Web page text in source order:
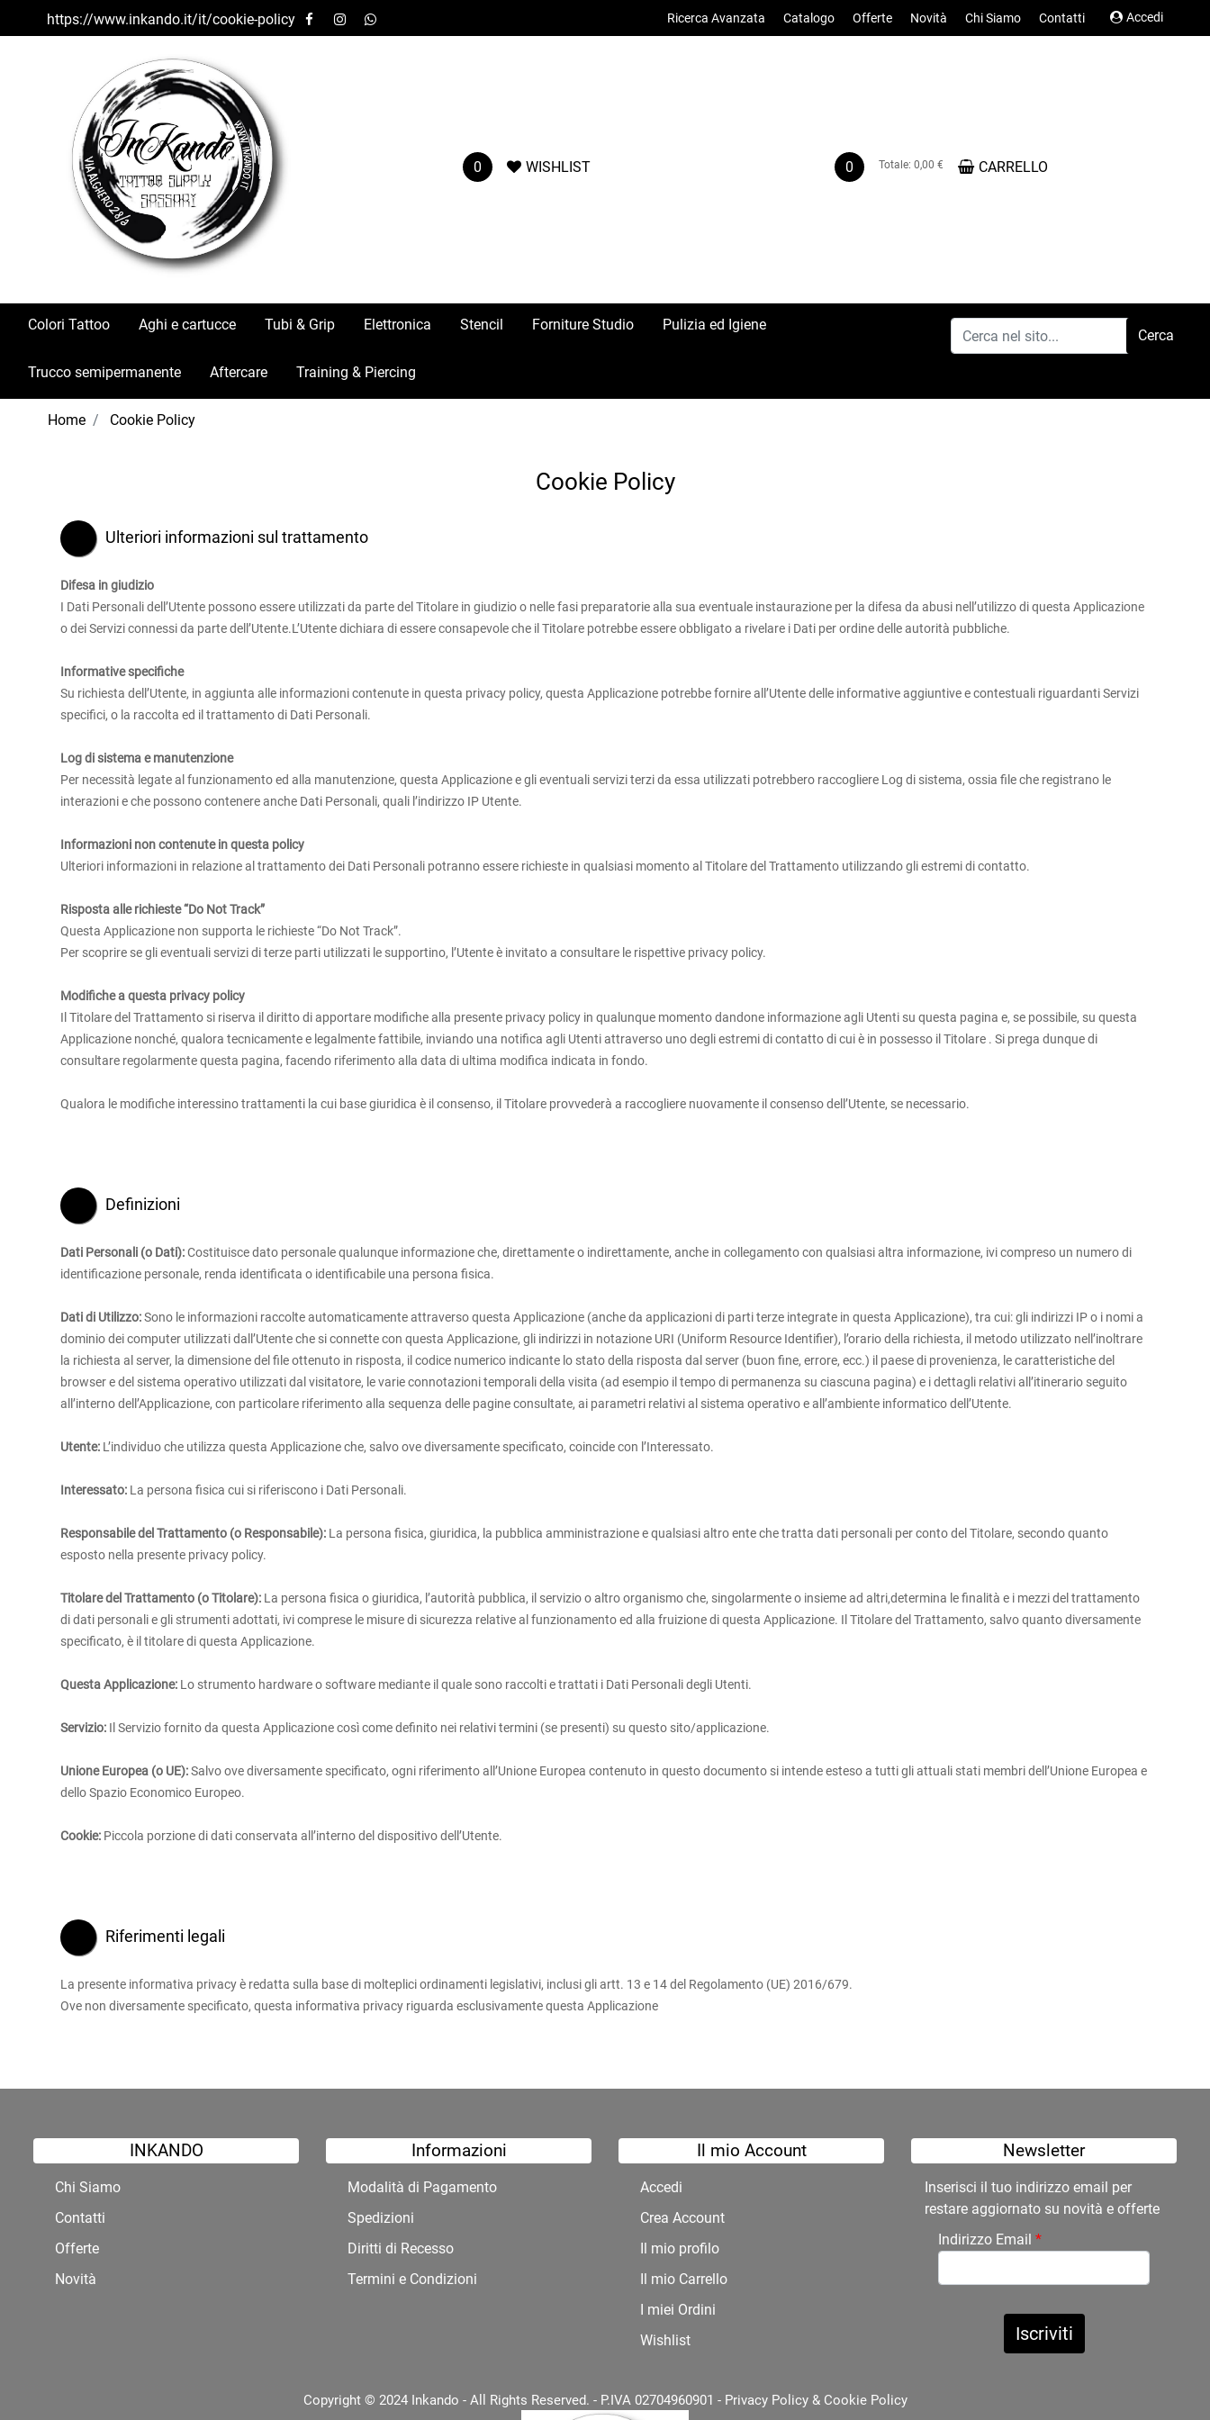
https://www.inkando.it/it/cookie-policy Ricerca Avanzata Catalogo Offerte Novità Chi Siamo Contatti Accedi
0 WISHLIST 0 Totale:0,00 € CARRELLO
Colori Tattoo Aghi e cartucce Tubi & Grip Elettronica Stencil Forniture Studio Pulizia ed Igiene
Trucco semipermanente Aftercare Training & Piercing
Home Cookie Policy
Cookie Policy
Ulteriori informazioni sul trattamento
Difesa in giudizio
I Dati Personali dell’Utente possono essere utilizzati da parte del Titolare in giudizio o nelle fasi preparatorie alla sua eventuale instaurazione per la difesa da abusi nell’utilizzo di questa Applicazione
o dei Servizi connessi da parte dell’Utente.L’Utente dichiara di essere consapevole che il Titolare potrebbe essere obbligato a rivelare i Dati per ordine delle autorità pubbliche.
Informative specifiche
Su richiesta dell’Utente, in aggiunta alle informazioni contenute in questa privacy policy, questa Applicazione potrebbe fornire all’Utente delle informative aggiuntive e contestuali riguardanti Servizi
specifici, o la raccolta ed il trattamento di Dati Personali.
Log di sistema e manutenzione
Per necessità legate al funzionamento ed alla manutenzione, questa Applicazione e gli eventuali servizi terzi da essa utilizzati potrebbero raccogliere Log di sistema, ossia file che registrano le
interazioni e che possono contenere anche Dati Personali, quali l’indirizzo IP Utente.
Informazioni non contenute in questa policy
Ulteriori informazioni in relazione al trattamento dei Dati Personali potranno essere richieste in qualsiasi momento al Titolare del Trattamento utilizzando gli estremi di contatto.
Risposta alle richieste “Do Not Track”
Questa Applicazione non supporta le richieste “Do Not Track”.
Per scoprire se gli eventuali servizi di terze parti utilizzati le supportino, l’Utente è invitato a consultare le rispettive privacy policy.
Modifiche a questa privacy policy
Il Titolare del Trattamento si riserva il diritto di apportare modifiche alla presente privacy policy in qualunque momento dandone informazione agli Utenti su questa pagina e, se possibile, su questa
Applicazione nonché, qualora tecnicamente e legalmente fattibile, inviando una notifica agli Utenti attraverso uno degli estremi di contatto di cui è in possesso il Titolare . Si prega dunque di
consultare regolarmente questa pagina, facendo riferimento alla data di ultima modifica indicata in fondo.
Qualora le modifiche interessino trattamenti la cui base giuridica è il consenso, il Titolare provvederà a raccogliere nuovamente il consenso dell’Utente, se necessario.
Definizioni
Dati Personali (o Dati):Costituisce dato personale qualunque informazione che, direttamente o indirettamente, anche in collegamento con qualsiasi altra informazione, ivi compreso un numero di
identificazione personale, renda identificata o identificabile una persona fisica.
Dati di Utilizzo:Sono le informazioni raccolte automaticamente attraverso questa Applicazione (anche da applicazioni di parti terze integrate in questa Applicazione), tra cui: gli indirizzi IP o i nomi a
dominio dei computer utilizzati dall’Utente che si connette con questa Applicazione, gli indirizzi in notazione URI (Uniform Resource Identifier), l’orario della richiesta, il metodo utilizzato nell’inoltrare
la richiesta al server, la dimensione del file ottenuto in risposta, il codice numerico indicante lo stato della risposta dal server (buon fine, errore, ecc.) il paese di provenienza, le caratteristiche del
browser e del sistema operativo utilizzati dal visitatore, le varie connotazioni temporali della visita (ad esempio il tempo di permanenza su ciascuna pagina) e i dettagli relativi all’itinerario seguito
all’interno dell’Applicazione, con particolare riferimento alla sequenza delle pagine consultate, ai parametri relativi al sistema operativo e all’ambiente informatico dell’Utente.
Utente: L’individuo che utilizza questa Applicazione che, salvo ove diversamente specificato, coincide con l’Interessato.
Interessato: La persona fisica cui si riferiscono i Dati Personali.
Responsabile del Trattamento (o Responsabile): La persona fisica, giuridica, la pubblica amministrazione e qualsiasi altro ente che tratta dati personali per conto del Titolare, secondo quanto
esposto nella presente privacy policy.
Titolare del Trattamento (o Titolare): La persona fisica o giuridica, l’autorità pubblica, il servizio o altro organismo che, singolarmente o insieme ad altri,determina le finalità e i mezzi del trattamento
di dati personali e gli strumenti adottati, ivi comprese le misure di sicurezza relative al funzionamento ed alla fruizione di questa Applicazione. Il Titolare del Trattamento, salvo quanto diversamente
specificato, è il titolare di questa Applicazione.
Questa Applicazione: Lo strumento hardware o software mediante il quale sono raccolti e trattati i Dati Personali degli Utenti.
Servizio: Il Servizio fornito da questa Applicazione così come definito nei relativi termini (se presenti) su questo sito/applicazione.
Unione Europea (o UE):Salvo ove diversamente specificato, ogni riferimento all’Unione Europea contenuto in questo documento si intende esteso a tutti gli attuali stati membri dell’Unione Europea e
dello Spazio Economico Europeo.
Cookie: Piccola porzione di dati conservata all’interno del dispositivo dell’Utente.
Riferimenti legali
La presente informativa privacy è redatta sulla base di molteplici ordinamenti legislativi, inclusi gli artt. 13 e 14 del Regolamento (UE) 2016/679.
Ove non diversamente specificato, questa informativa privacy riguarda esclusivamente questa Applicazione
INKANDO
Chi Siamo
Contatti
Offerte
Novità
Informazioni
Modalità di Pagamento
Spedizioni
Diritti di Recesso
Termini e Condizioni
Il mio Account
Accedi
Crea Account
Il mio profilo
Il mio Carrello
I miei Ordini
Wishlist
Newsletter
Inserisci il tuo indirizzo email per
restare aggiornato su novità e offerte
Indirizzo Email *
Copyright © 2024 Inkando - All Rights Reserved. - P.IVA 02704960901 - Privacy Policy& Cookie Policy